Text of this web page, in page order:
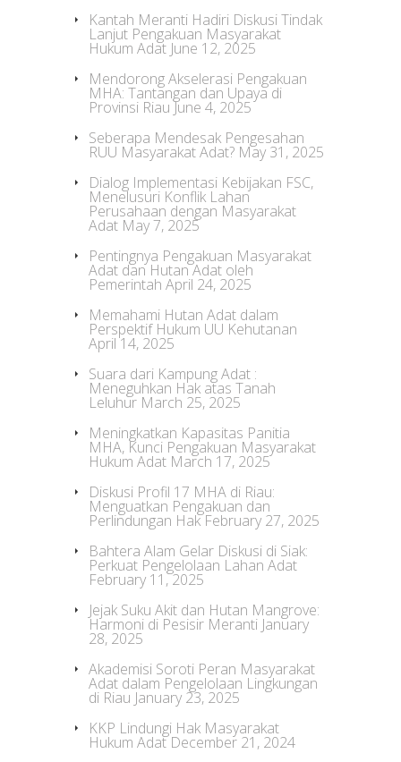
Kantah Meranti Hadiri Diskusi Tindak
Lanjut Pengakuan Masyarakat
Hukum Adat June 12, 2025
Mendorong Akselerasi Pengakuan
MHA: Tantangan dan Upaya di
Provinsi Riau June 4, 2025
Seberapa Mendesak Pengesahan
RUU Masyarakat Adat? May 31, 2025
Dialog Implementasi Kebijakan FSC,
Menelusuri Konflik Lahan
Perusahaan dengan Masyarakat
Adat May 7, 2025
Pentingnya Pengakuan Masyarakat
Adat dan Hutan Adat oleh
Pemerintah April 24, 2025
Memahami Hutan Adat dalam
Perspektif Hukum UU Kehutanan
April 14, 2025
Suara dari Kampung Adat :
Meneguhkan Hak atas Tanah
Leluhur March 25, 2025
Meningkatkan Kapasitas Panitia
MHA, Kunci Pengakuan Masyarakat
Hukum Adat March 17, 2025
Diskusi Profil 17 MHA di Riau:
Menguatkan Pengakuan dan
Perlindungan Hak February 27, 2025
Bahtera Alam Gelar Diskusi di Siak:
Perkuat Pengelolaan Lahan Adat
February 11, 2025
Jejak Suku Akit dan Hutan Mangrove:
Harmoni di Pesisir Meranti January
28, 2025
Akademisi Soroti Peran Masyarakat
Adat dalam Pengelolaan Lingkungan
di Riau January 23, 2025
KKP Lindungi Hak Masyarakat
Hukum Adat December 21, 2024